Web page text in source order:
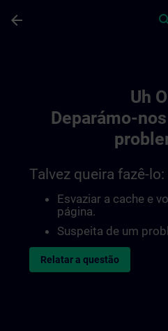
arrow_back
Uh
Deparámo-
Talvez queira fazê-lo:
Esvaziar a cache e
página.
Suspeita de um
Relatar a questão